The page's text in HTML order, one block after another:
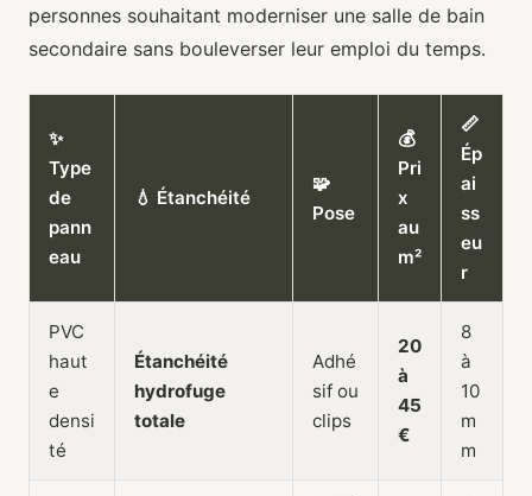
personnes souhaitant moderniser une salle de bain
secondaire sans bouleverser leur emploi du temps.
✨
Type
de
pann
eau
💧 Étanchéité
🧩
Pose
💰
Pri
x
au
m²
📏
Ép
ai
ss
eu
r
PVC
haut
e
densi
té
Étanchéité
hydrofuge
totale
Adhé
sif ou
clips
20
à
45
€
8
à
10
m
m